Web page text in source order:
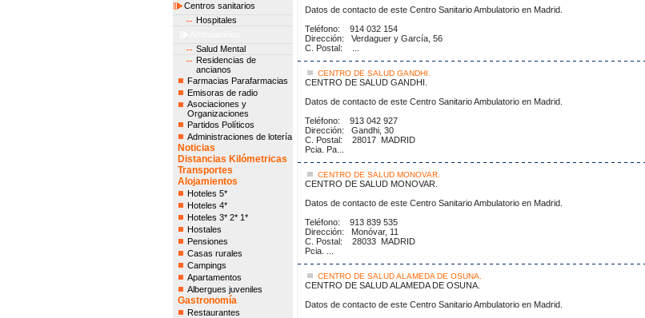
Centros sanitarios
Hospitales
Salud Mental
Residencias de
ancianos
Farmacias Parafarmacias
Emisoras de radio
Asociaciones y
Organizaciones
Partidos Políticos
Administraciones de lotería
Noticias
Distancias Kilómetricas
Transportes
Alojamientos
Hoteles 5*
Hoteles 4*
Hoteles 3* 2* 1*
Hostales
Pensiones
Casas rurales
Campings
Apartamentos
Albergues juveniles
Gastronomía
Restaurantes
Datos de contacto de este Centro Sanitario Ambulatorio en Madrid.
Teléfono: 914 032 154
Dirección: Verdaguer y García, 56
C. Postal: ...
CENTRO DE SALUD GANDHI.
CENTRO DE SALUD GANDHI.
Datos de contacto de este Centro Sanitario Ambulatorio en Madrid.
Teléfono: 913 042 927
Dirección: Gandhi, 30
C. Postal: 28017 MADRID
Pcia. Pa...
CENTRO DE SALUD MONOVAR.
CENTRO DE SALUD MONOVAR.
Datos de contacto de este Centro Sanitario Ambulatorio en Madrid.
Teléfono: 913 839 535
Dirección: Monóvar, 11
C. Postal: 28033 MADRID
Pcia. ...
CENTRO DE SALUD ALAMEDA DE OSUNA.
CENTRO DE SALUD ALAMEDA DE OSUNA.
Datos de contacto de este Centro Sanitario Ambulatorio en Madrid.